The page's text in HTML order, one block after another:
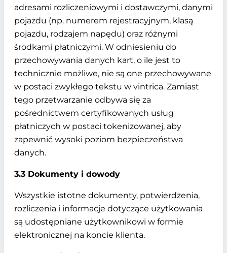
adresami rozliczeniowymi i dostawczymi, danymi
pojazdu (np. numerem rejestracyjnym, klasą
pojazdu, rodzajem napędu) oraz różnymi
środkami płatniczymi. W odniesieniu do
przechowywania danych kart, o ile jest to
technicznie możliwe, nie są one przechowywane
w postaci zwykłego tekstu w vintrica. Zamiast
tego przetwarzanie odbywa się za
pośrednictwem certyfikowanych usług
płatniczych w postaci tokenizowanej, aby
zapewnić wysoki poziom bezpieczeństwa
danych.
3.3 Dokumenty i dowody
Wszystkie istotne dokumenty, potwierdzenia,
rozliczenia i informacje dotyczące użytkowania
są udostępniane użytkownikowi w formie
elektronicznej na koncie klienta.